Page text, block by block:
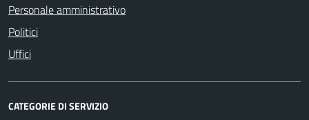
Personale amministrativo
Politici
Uffici
CATEGORIE DI SERVIZIO